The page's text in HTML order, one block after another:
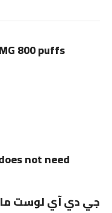
800 puffs
not need
جي دي آي لوست ماري 20 مج نيكوتين